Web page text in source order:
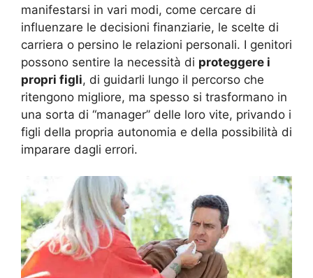
manifestarsi in vari modi, come cercare di
influenzare le decisioni finanziarie, le scelte di
carriera o persino le relazioni personali. I genitori
possono sentire la necessità di proteggere i
propri figli, di guidarli lungo il percorso che
ritengono migliore, ma spesso si trasformano in
una sorta di “manager” delle loro vite, privando i
figli della propria autonomia e della possibilità di
imparare dagli errori.